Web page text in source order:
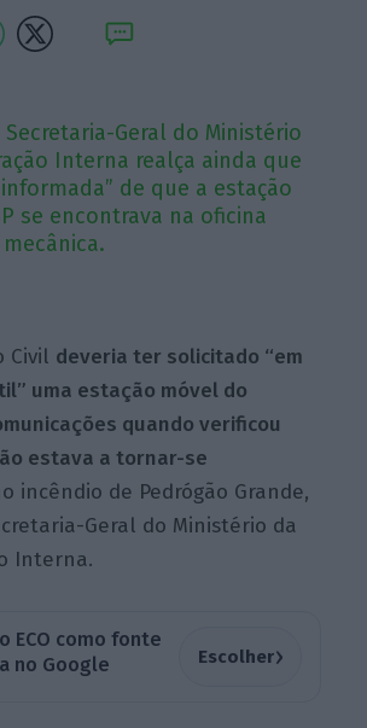
Geral do Ministério
Interna realça ainda que
de que a estação
se encontrava na oficina
Civil deveria ter solicitado “em
uma estação móvel do
quando verificou
estava a tornar-se
incêndio de Pedrógão Grande,
Geral do Ministério da
Interna.
ECO como fonte
no Google
Escolher›